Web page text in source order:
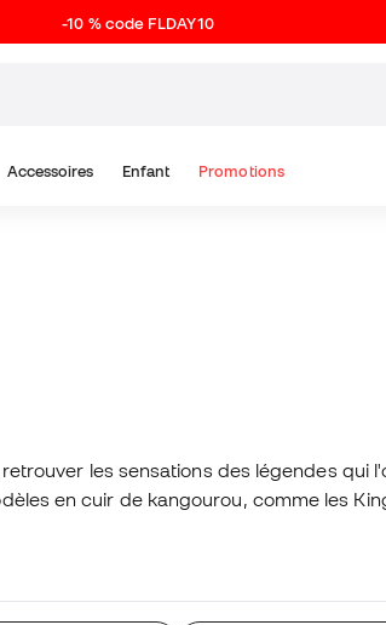
-10 % code FLDAY10
Accessoires Enfant Promotions
les sensations des légendes
en cuir de kangourou, comme les